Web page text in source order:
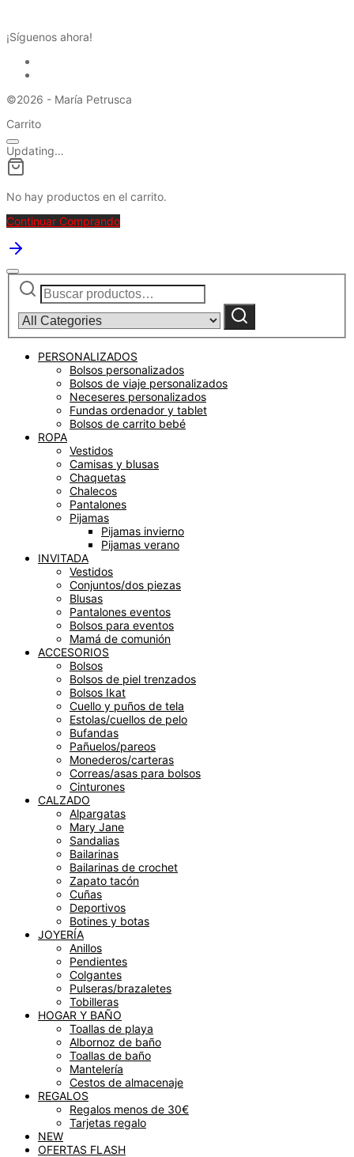
¡Síguenos ahora!
©2026 - María Petrusca
Carrito
Updating…
No hay productos en el carrito.
Continuar Comprando
Buscar
por:
category:
Buscar
PERSONALIZADOS
Bolsos personalizados
Bolsos de viaje personalizados
Neceseres personalizados
Fundas ordenador y tablet
Bolsos de carrito bebé
ROPA
Vestidos
Camisas y blusas
Chaquetas
Chalecos
Pantalones
Pijamas
Pijamas invierno
Pijamas verano
INVITADA
Vestidos
Conjuntos/dos piezas
Blusas
Pantalones eventos
Bolsos para eventos
Mamá de comunión
ACCESORIOS
Bolsos
Bolsos de piel trenzados
Bolsos Ikat
Cuello y puños de tela
Estolas/cuellos de pelo
Bufandas
Pañuelos/pareos
Monederos/carteras
Correas/asas para bolsos
Cinturones
CALZADO
Alpargatas
Mary Jane
Sandalias
Bailarinas
Bailarinas de crochet
Zapato tacón
Cuñas
Deportivos
Botines y botas
JOYERÍA
Anillos
Pendientes
Colgantes
Pulseras/brazaletes
Tobilleras
HOGAR Y BAÑO
Toallas de playa
Albornoz de baño
Toallas de baño
Mantelería
Cestos de almacenaje
REGALOS
Regalos menos de 30€
Tarjetas regalo
NEW
OFERTAS FLASH